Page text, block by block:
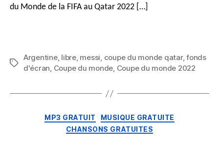
Mexique
Messi
HD
pour
du Monde de la FIFA au Qatar 2022 […]
Mots
Argentine, libre, messi, coupe du monde qatar,fonds
d'écran, Coupe du monde, Coupe du monde 2022
Catégories
MP3 GRATUIT
MUSIQUE GRATUITE
CHANSONS GRATUITES